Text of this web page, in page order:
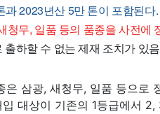
과 2023년산 5만 톤이 포함된다.
청무, 일품 등의 품종을 사전에
출하할 수 없는 제재 조치가 있
은 삼광, 새청무, 일품 등으로
대상이 기존의 1등급에서